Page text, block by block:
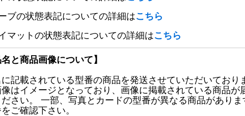
ブの状態表記についての詳細はこちら
マットの状態表記についての詳細はこちら
名と商品画像について】
記載されている型番の商品を発送させていただいており
はイメージとなっており、画像に掲載されている商品が
さい。 一部、写真とカードの型番が異なる商品があり
ご確認下さい。